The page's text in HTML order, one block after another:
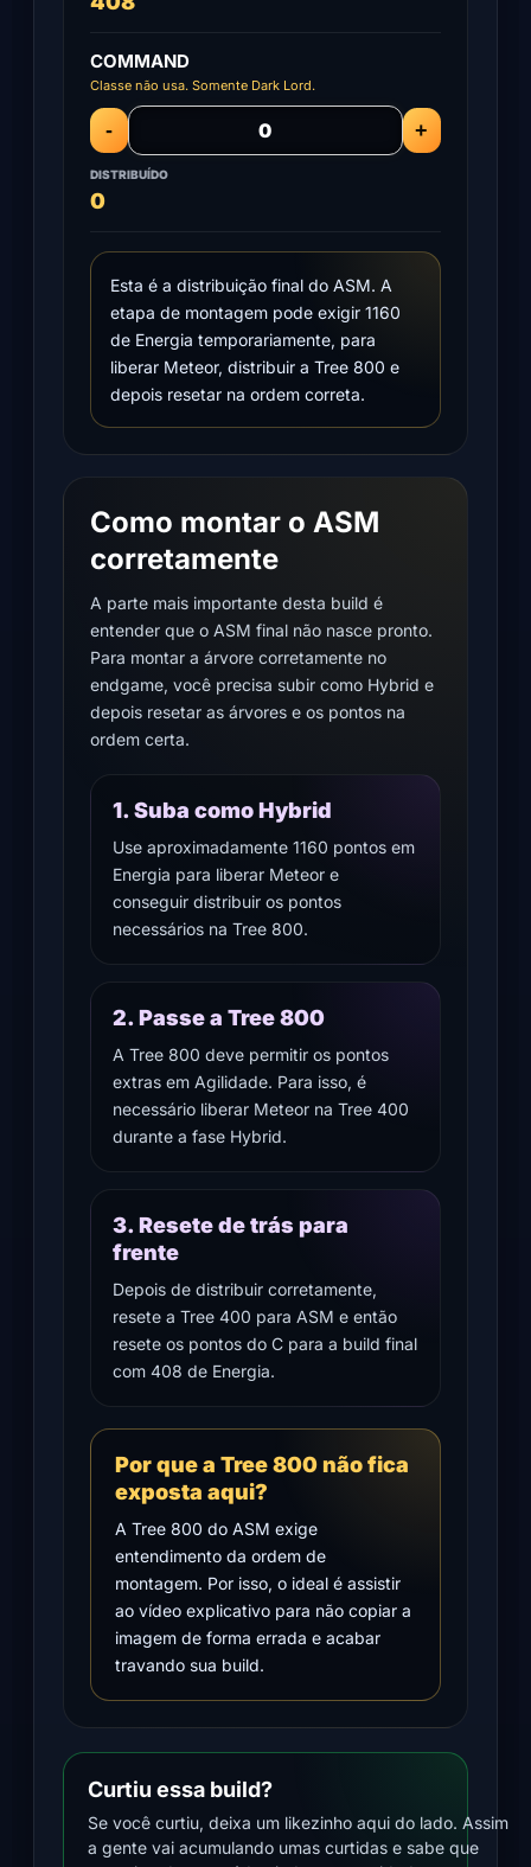
COMMAND
Classe não usa. Somente Dark Lord.
- +
DISTRIBUÍDO
0
Esta é a distribuição final do ASM. A
etapa de montagem pode exigir 1160
de Energia temporariamente, para
liberar Meteor, distribuir a Tree 800 e
depois resetar na ordem correta.
Como montar o ASM
corretamente
A parte mais importante desta build é
entender que o ASM final não nasce pronto.
Para montar a árvore corretamente no
endgame, você precisa subir como Hybrid e
depois resetar as árvores e os pontos na
ordem certa.
1. Suba como Hybrid
Use aproximadamente 1160 pontos em
Energia para liberar Meteor e
conseguir distribuir os pontos
necessários na Tree 800.
2. Passe a Tree 800
A Tree 800 deve permitir os pontos
extras em Agilidade. Para isso, é
necessário liberar Meteor na Tree 400
durante a fase Hybrid.
3. Resete de trás para
frente
Depois de distribuir corretamente,
resete a Tree 400 para ASM e então
resete os pontos do C para a build final
com 408 de Energia.
Por que a Tree 800 não fica
exposta aqui?
A Tree 800 do ASM exige
entendimento da ordem de
montagem. Por isso, o ideal é assistir
ao vídeo explicativo para não copiar a
imagem de forma errada e acabar
travando sua build.
Curtiu essa build?
Se você curtiu, deixa um likezinho aqui do lado. Assim
a gente vai acumulando umas curtidas e sabe que